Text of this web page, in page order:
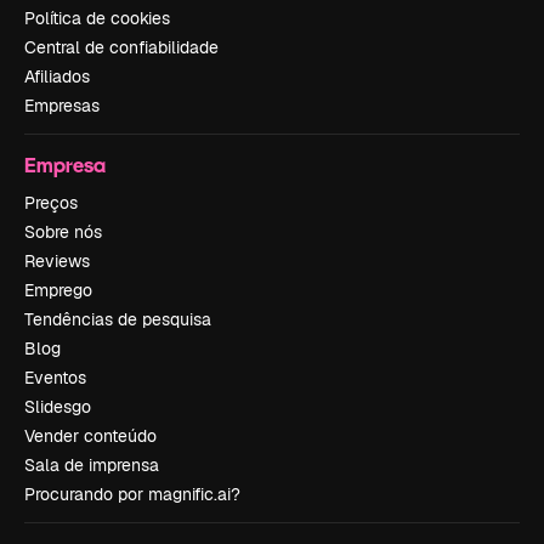
Política de cookies
Central de confiabilidade
Afiliados
Empresas
Empresa
Preços
Sobre nós
Reviews
Emprego
Tendências de pesquisa
Blog
Eventos
Slidesgo
Vender conteúdo
Sala de imprensa
Procurando por magnific.ai?